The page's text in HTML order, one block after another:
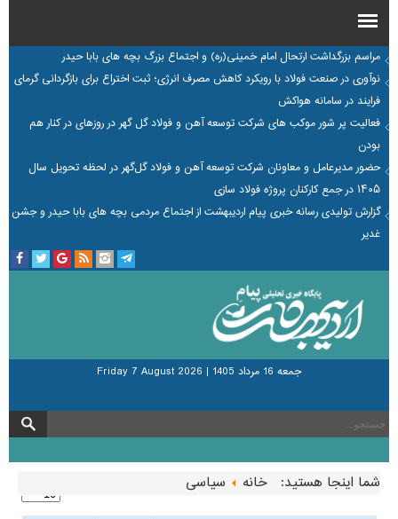
مراسم بزرگداشت ارتحال امام خمینی(ره) و اجتماع بزرگ بچه های بابا حیدر
نوآوری در صنعت فولاد با رویکرد کاهش مصرف انرژی؛ ثبت اختراع برای بازگردانی گرمای
فرایند در سامانه هواکش
فعالیت پر شور موکب های شرکت توسعه آهن و فولاد گل گهر در روزهای در کنار هم
بودن
حضور مدیرعامل و معاونان شرکت توسعه آهن و فولاد گل‌گهر در لحظه تحویل سال
۱۴۰۵ در جمع کارکنان پروژه فولاد سازی
گزارش تولیدی رسانه خبری پیام اردیبهشت از اجتماع مردمی بچه های بابا حیدر و جشن
غدیر
جمعه 16 مرداد 1405 |
Friday 7 August 2026
شما اینجا هستید: خانه سیاسی